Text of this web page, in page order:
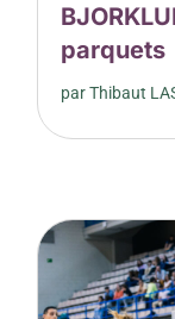
parquets
parThibaut